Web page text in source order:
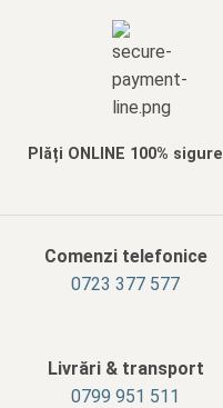
Plăți ONLINE 100% sigure
Comenzi telefonice
0723 377 577
Livrări & transport
‭0799 951 511‬